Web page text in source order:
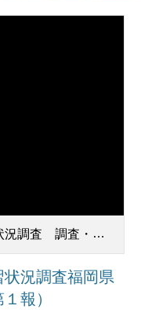
結果報告書_第１報.pdf
況調査福岡県
報）